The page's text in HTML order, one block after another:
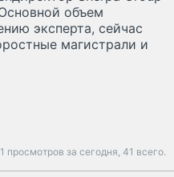
объем
эксперта, сейчас
магистрали и
1 просмотров за сегодня, 41 всего.